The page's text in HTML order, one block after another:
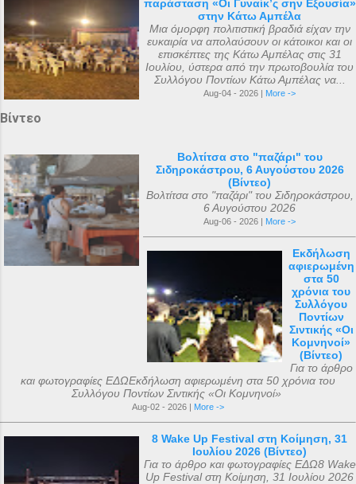
παράσταση «Οι Γυναίκ’ς σην Εξουσία»
στην Κάτω Αμπέλα
Μια όμορφη πολιτιστική βραδιά είχαν την
ευκαιρία να απολαύσουν οι κάτοικοι και οι
επισκέπτες της Κάτω Αμπέλας στις 31
Ιουλίου, ύστερα από την πρωτοβουλία του
Συλλόγου Ποντίων Κάτω Αμπέλας να...
Aug-04 - 2026 | More ->
Βίντεο
Βολτίτσα στο "παζάρι" του
Σιδηροκάστρου, 6 Αυγούστου 2026
(Βίντεο)
Βολτίτσα στο "παζάρι" του Σιδηροκάστρου,
6 Αυγούστου 2026
Aug-06 - 2026 | More ->
Εκδήλωση
αφιερωμένη
στα 50
χρόνια του
Συλλόγου
Ποντίων
Σιντικής «Οι
Κομνηνοί»
(Βίντεο)
Για το άρθρο
και φωτογραφίες ΕΔΩΕκδήλωση αφιερωμένη στα 50 χρόνια του
Συλλόγου Ποντίων Σιντικής «Οι Κομνηνοί»
Aug-02 - 2026 | More ->
8 Wake Up Festival στη Κοίμηση, 31
Ιουλίου 2026 (Βίντεο)
Για το άρθρο και φωτογραφίες ΕΔΩ8 Wake
Up Festival στη Κοίμηση, 31 Ιουλίου 2026